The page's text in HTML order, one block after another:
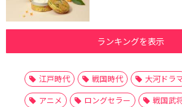
ランキングを表示
江戸時代 戦国時代 大河ドラ
アニメ
ロングセラー 戦国武